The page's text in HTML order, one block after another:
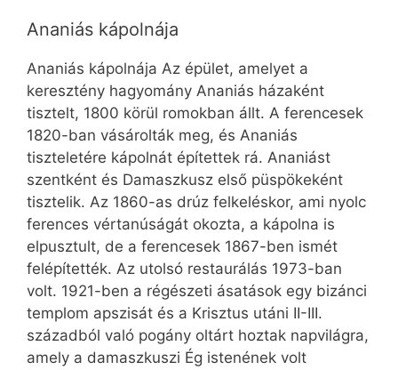
Ananiás kápolnája
Ananiás kápolnája Az épület, amelyet a
keresztény hagyomány Ananiás házaként
tisztelt, 1800 körül romokban állt. A ferencesek
1820-ban vásárolták meg, és Ananiás
tiszteletére kápolnát építettek rá. Ananiást
szentként és Damaszkusz első püspökeként
tisztelik. Az 1860-as drúz felkeléskor, ami nyolc
ferences vértanúságát okozta, a kápolna is
elpusztult, de a ferencesek 1867-ben ismét
felépítették. Az utolsó restaurálás 1973-ban
volt. 1921-ben a régészeti ásatások egy bizánci
templom apszisát és a Krisztus utáni II-III.
századból való pogány oltárt hoztak napvilágra,
amely a damaszkuszi Ég istenének volt